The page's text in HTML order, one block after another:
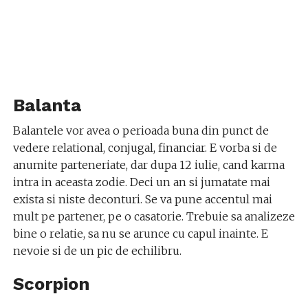
Balanta
Balantele vor avea o perioada buna din punct de
vedere relational, conjugal, financiar. E vorba si de
anumite parteneriate, dar dupa 12 iulie, cand karma
intra in aceasta zodie. Deci un an si jumatate mai
exista si niste deconturi. Se va pune accentul mai
mult pe partener, pe o casatorie. Trebuie sa analizeze
bine o relatie, sa nu se arunce cu capul inainte. E
nevoie si de un pic de echilibru.
Scorpion